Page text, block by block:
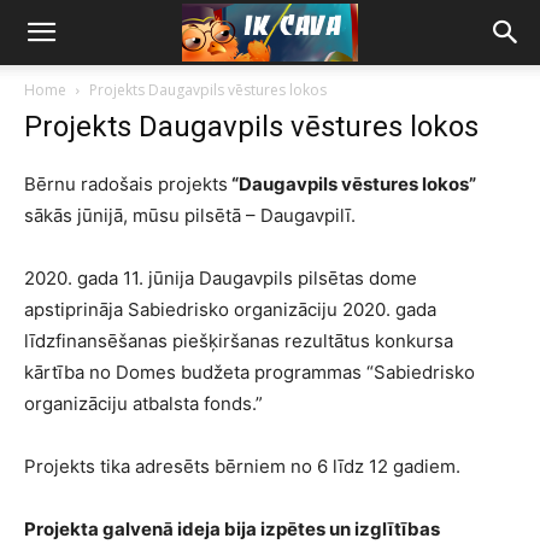
Home Projekts Daugavpils vēstures lokos
Projekts Daugavpils vēstures lokos
Bērnu radošais projekts “Daugavpils vēstures lokos”
sākās jūnijā, mūsu pilsētā – Daugavpilī.
2020. gada 11. jūnija Daugavpils pilsētas dome
apstiprināja Sabiedrisko organizāciju 2020. gada
līdzfinansēšanas piešķiršanas rezultātus konkursa
kārtība no Domes budžeta programmas “Sabiedrisko
organizāciju atbalsta fonds.”
Projekts tika adresēts bērniem no 6 līdz 12 gadiem.
Projekta galvenā ideja bija izpētes un izglītības